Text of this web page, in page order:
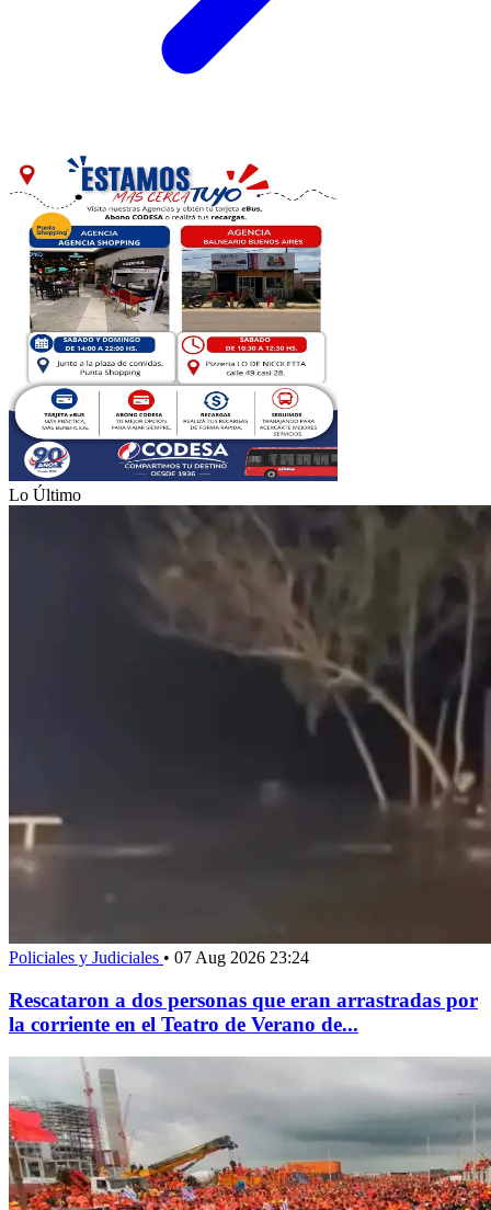
Lo Último
Policiales y Judiciales • 07 Aug 2026 23:24
Rescataron a dos personas que eran arrastradas por
la corriente en el Teatro de Verano de...